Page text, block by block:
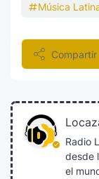
Música
Compartir
Radio
desde
el